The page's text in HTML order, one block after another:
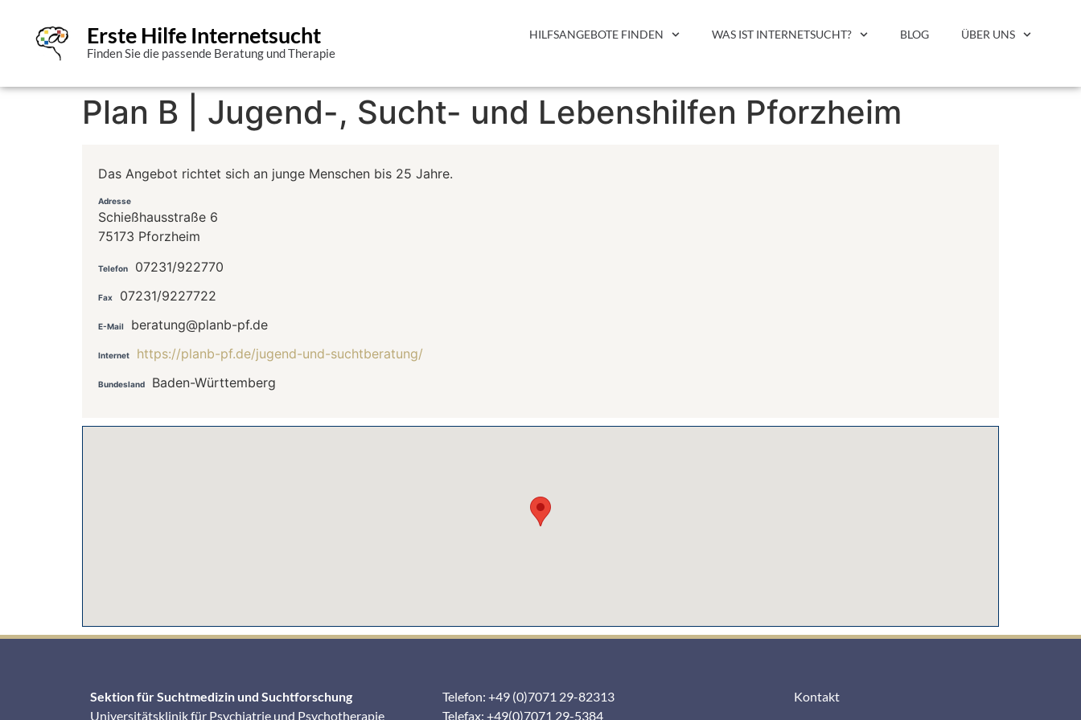
Erste Hilfe Internetsucht
Finden Sie die passende Beratung und Therapie
HILFSANGEBOTE FINDEN WAS IST INTERNETSUCHT? BLOG ÜBER UNS
Plan B | Jugend-, Sucht- und Lebenshilfen Pforzheim
Das Angebot richtet sich an junge Menschen bis 25 Jahre.
Adresse
Schießhausstraße 6
75173 Pforzheim
Telefon 07231/922770
Fax 07231/9227722
E-Mail beratung@planb-pf.de
Internet https://planb-pf.de/jugend-und-suchtberatung/
Bundesland Baden-Württemberg
Sektion für Suchtmedizin und Suchtforschung
Universitätsklinik für Psychiatrie und Psychotherapie
Telefon: +49 (0)7071 29-82313
Telefax: +49(0)7071 29-5384
Kontakt